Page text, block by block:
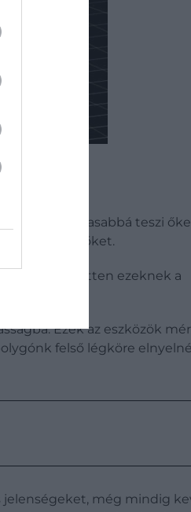
még izgalmasabbá teszi
vizsgáltuk őket.
ami kifejezetten ezeknek a
Ezek az eszközök
felső légköre
jelenségeket, még mindig